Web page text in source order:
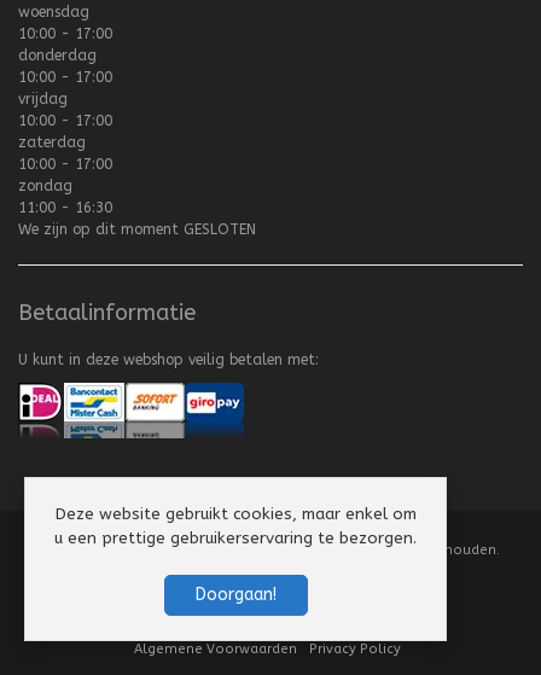
woensdag
10:00 - 17:00
donderdag
10:00 - 17:00
vrijdag
10:00 - 17:00
zaterdag
10:00 - 17:00
zondag
11:00 - 16:30
We zijn op dit moment GESLOTEN
Betaalinformatie
U kunt in deze webshop veilig betalen met:
Copyright
2008-2026 Texel Vliegerhuis. Alle rechten voorbehouden.
Algemene Voorwaarden Privacy Policy
Deze website gebruikt cookies, maar enkel om
u een prettige gebruikerservaring te bezorgen.
Doorgaan!